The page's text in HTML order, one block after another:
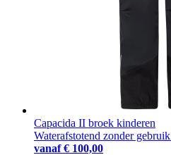
Capacida II broek kinderen
Waterafstotend zonder
vanaf € 100,00